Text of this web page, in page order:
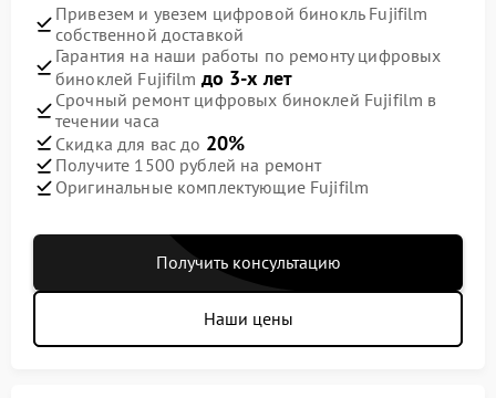
Привезем и увезем цифровой бинокль Fujifilm
собственной доставкой
Гарантия на наши работы по ремонту цифровых
биноклей Fujifilm до 3-х лет
Срочный ремонт цифровых биноклей Fujifilm в
течении часа
Скидка для вас до 20%
Получите 1500 рублей на ремонт
Оригинальные комплектующие Fujifilm
Получить консультацию
Наши цены